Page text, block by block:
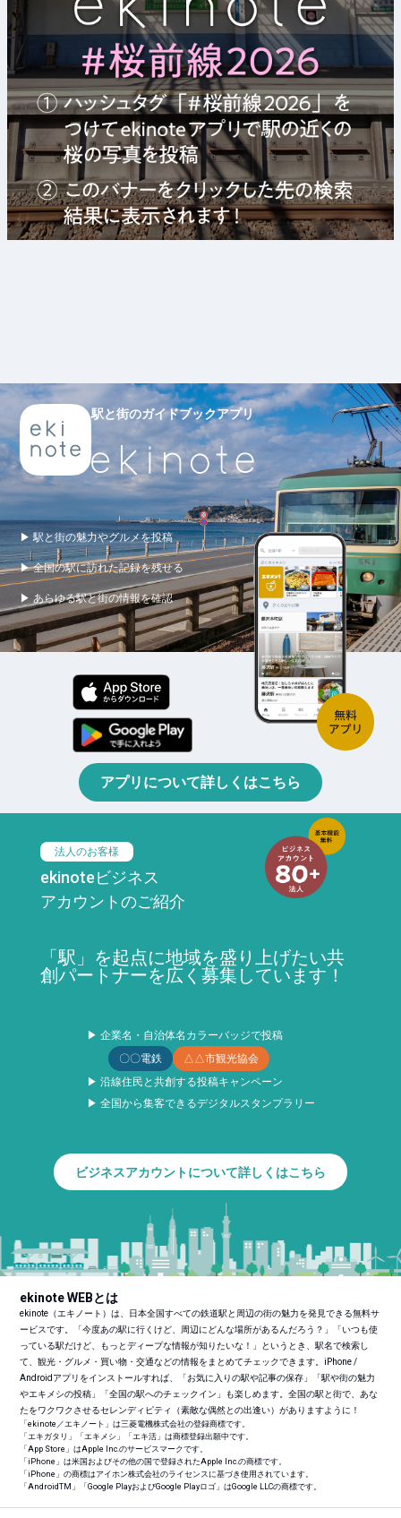
駅と街のガイドブックアプリ
▶ 駅と街の魅力やグルメを投稿
▶ 全国の駅に訪れた記録を残せる
▶ あらゆる駅と街の情報を確認
アプリについて詳しくはこちら
法人のお客様
ekinoteビジネス
アカウントのご紹介
「駅」を起点に地域を盛り上げたい共
創パートナーを広く募集しています！
▶ 企業名・自治体名カラーバッジで投稿
〇〇電鉄
△△市観光協会
▶ 沿線住民と共創する投稿キャンペーン
▶ 全国から集客できるデジタルスタンプラリー
ビジネスアカウントについて詳しくはこちら
ekinote WEBとは
ekinote（エキノート）は、日本全国すべての鉄道駅と周辺の街の魅力を発見できる無料サ
ービスです。「今度あの駅に行くけど、周辺にどんな場所があるんだろう？」「いつも使
っている駅だけど、もっとディープな情報が知りたいな！」というとき、駅名で検索し
て、観光・グルメ・買い物・交通などの情報をまとめてチェックできます。iPhone /
Androidアプリをインストールすれば、「お気に入りの駅や記事の保存」「駅や街の魅力
やエキメシの投稿」「全国の駅へのチェックイン」も楽しめます。全国の駅と街で、あな
たをワクワクさせるセレンディピティ（素敵な偶然との出逢い）がありますように！
「ekinote／エキノート」は三菱電機株式会社の登録商標です。
「エキガタリ」「エキメシ」「エキ活」は商標登録出願中です。
「App Store」はApple Inc.のサービスマークです。
「iPhone」は米国およびその他の国で登録されたApple Inc.の商標です。
「iPhone」の商標はアイホン株式会社のライセンスに基づき使用されています。
「AndroidTM 」「Google PlayおよびGoogle Playロゴ」はGoogle LLCの商標です。